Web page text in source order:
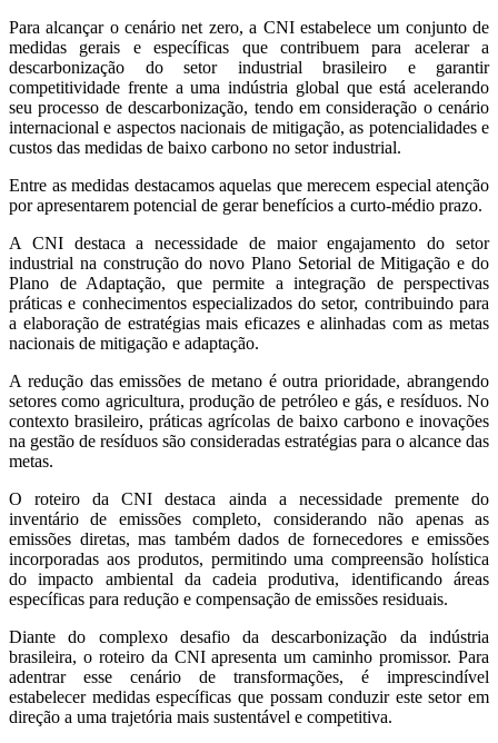
Para alcançar o cenário net zero, a CNI estabelece um conjunto de
medidas gerais e específicas que contribuem para acelerar a
descarbonização do setor industrial brasileiro e garantir
competitividade frente a uma indústria global que está acelerando
seu processo de descarbonização, tendo em consideração o cenário
internacional e aspectos nacionais de mitigação, as potencialidades e
custos das medidas de baixo carbono no setor industrial.
Entre as medidas destacamos aquelas que merecem especial atenção
por apresentarem potencial de gerar benefícios a curto-médio prazo.
A CNI destaca a necessidade de maior engajamento do setor
industrial na construção do novo Plano Setorial de Mitigação e do
Plano de Adaptação, que permite a integração de perspectivas
práticas e conhecimentos especializados do setor, contribuindo para
a elaboração de estratégias mais eficazes e alinhadas com as metas
nacionais de mitigação e adaptação.
A redução das emissões de metano é outra prioridade, abrangendo
setores como agricultura, produção de petróleo e gás, e resíduos. No
contexto brasileiro, práticas agrícolas de baixo carbono e inovações
na gestão de resíduos são consideradas estratégias para o alcance das
metas.
O roteiro da CNI destaca ainda a necessidade premente do
inventário de emissões completo, considerando não apenas as
emissões diretas, mas também dados de fornecedores e emissões
incorporadas aos produtos, permitindo uma compreensão holística
do impacto ambiental da cadeia produtiva, identificando áreas
específicas para redução e compensação de emissões residuais.
Diante do complexo desafio da descarbonização da indústria
brasileira, o roteiro da CNI apresenta um caminho promissor. Para
adentrar esse cenário de transformações, é imprescindível
estabelecer medidas específicas que possam conduzir este setor em
direção a uma trajetória mais sustentável e competitiva.